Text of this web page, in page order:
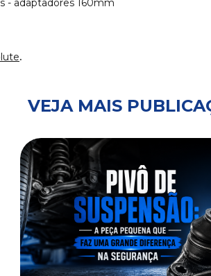
- adaptadores 160mm
.
VEJA MAIS